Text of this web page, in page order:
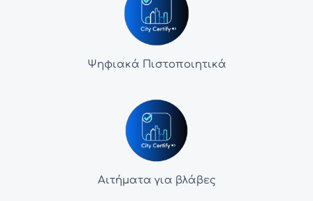
Ψηφιακά Πιστοποιητικά
Αιτήματα για βλάβες